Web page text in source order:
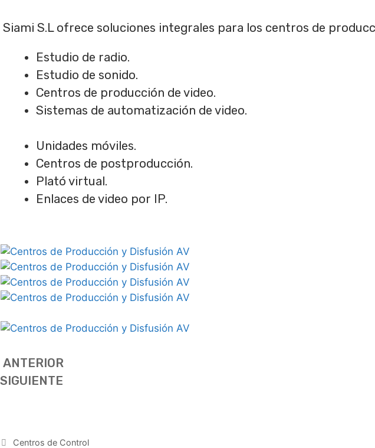
Siami S.L ofrece soluciones integrales para los centros de
Estudio de radio.
Estudio de sonido.
Centros de producción de video.
Sistemas de automatización de video.
Unidades móviles.
Centros de postproducción.
Plató virtual.
Enlaces de video por IP.
ANTERIOR
SIGUIENTE
PostCentros de Control